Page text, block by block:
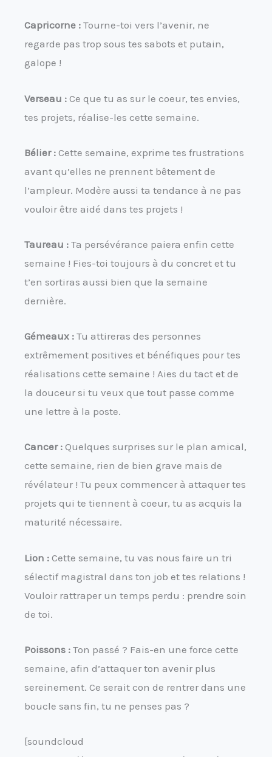
Capricorne : Tourne-toi vers l’avenir, ne
regarde pas trop sous tes sabots et putain,
galope !
Verseau : Ce que tu as sur le coeur, tes envies,
tes projets, réalise-les cette semaine.
Bélier : Cette semaine, exprime tes frustrations
avant qu’elles ne prennent bêtement de
l’ampleur. Modère aussi ta tendance à ne pas
vouloir être aidé dans tes projets !
Taureau : Ta persévérance paiera enfin cette
semaine ! Fies-toi toujours à du concret et tu
t’en sortiras aussi bien que la semaine
dernière.
Gémeaux : Tu attireras des personnes
extrêmement positives et bénéfiques pour tes
réalisations cette semaine ! Aies du tact et de
la douceur si tu veux que tout passe comme
une lettre à la poste.
Cancer : Quelques surprises sur le plan amical,
cette semaine, rien de bien grave mais de
révélateur ! Tu peux commencer à attaquer tes
projets qui te tiennent à coeur, tu as acquis la
maturité nécessaire.
Lion : Cette semaine, tu vas nous faire un tri
sélectif magistral dans ton job et tes relations !
Vouloir rattraper un temps perdu : prendre soin
de toi.
Poissons : Ton passé ? Fais-en une force cette
semaine, afin d’attaquer ton avenir plus
sereinement. Ce serait con de rentrer dans une
boucle sans fin, tu ne penses pas ?
[soundcloud